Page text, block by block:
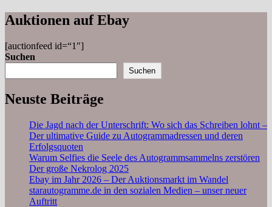
Auktionen auf Ebay
[auctionfeed id=“1″]
Suchen
Suchen
Neuste Beiträge
Die Jagd nach der Unterschrift: Wo sich das Schreiben lohnt –
Der ultimative Guide zu Autogrammadressen und deren
Erfolgsquoten
Warum Selfies die Seele des Autogrammsammelns zerstören
Der große Nekrolog 2025
Ebay im Jahr 2026 – Der Auktionsmarkt im Wandel
starautogramme.de in den sozialen Medien – unser neuer
Auftritt